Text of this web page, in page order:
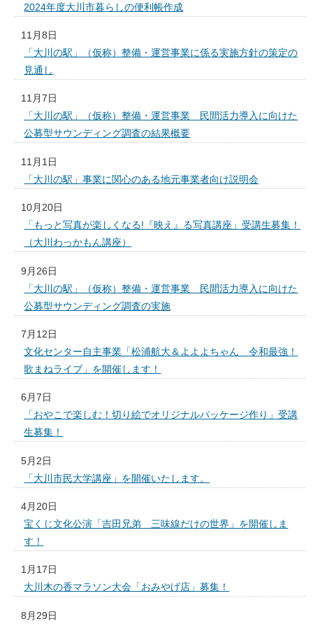
2024年度大川市暮らしの便利帳作成
11月8日
「大川の駅」（仮称）整備・運営事業に係る実施方針の策定の
見通し
11月7日
「大川の駅」（仮称）整備・運営事業 民間活力導入に向けた
公募型サウンディング調査の結果概要
11月1日
「大川の駅」事業に関心のある地元事業者向け説明会
10月20日
「もっと写真が楽しくなる!『映え』る写真講座」受講生募集！
（大川わっかもん講座）
9月26日
「大川の駅」（仮称）整備・運営事業 民間活力導入に向けた
公募型サウンディング調査の実施
7月12日
文化センター自主事業「松浦航大＆よよよちゃん 令和最強！
歌まねライブ」を開催します！
6月7日
「おやこで楽しむ！切り絵でオリジナルパッケージ作り」受講
生募集！
5月2日
「大川市民大学講座」を開催いたします。
4月20日
宝くじ文化公演「吉田兄弟 三味線だけの世界」を開催しま
す！
1月17日
大川木の香マラソン大会「おみやげ店」募集！
8月29日